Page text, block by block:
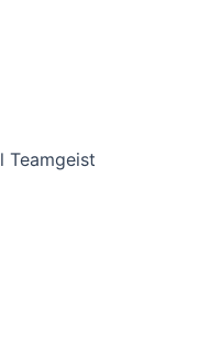
Teamgeist